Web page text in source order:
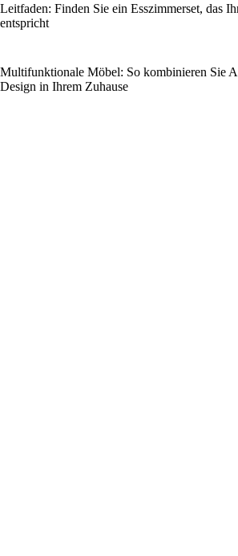
Leitfaden: Finden Sie ein Esszimmerset, das
entspricht
Multifunktionale Möbel: So kombinieren Sie
Design in Ihrem Zuhause